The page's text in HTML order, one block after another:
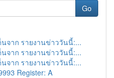
Go
จาก รายงานข่าววันนี้:...
จาก รายงานข่าววันนี้:...
จาก รายงานข่าววันนี้:...
Register: A